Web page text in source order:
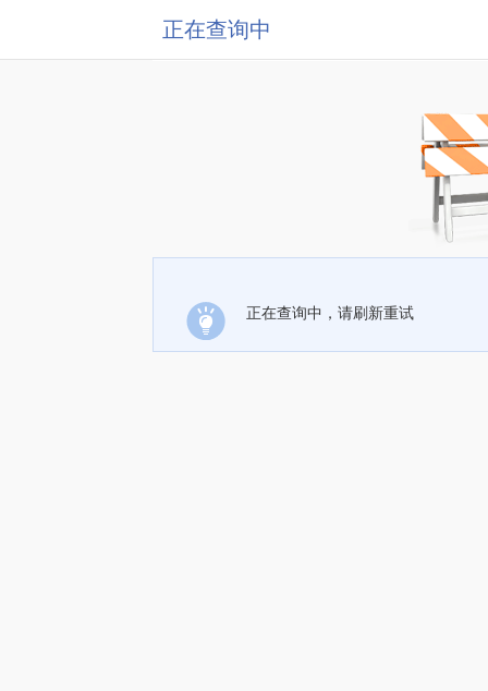
正在查询中
正在查询中，请刷新重试